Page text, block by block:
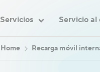
Servicios Servicio al
Home Recarga móvil